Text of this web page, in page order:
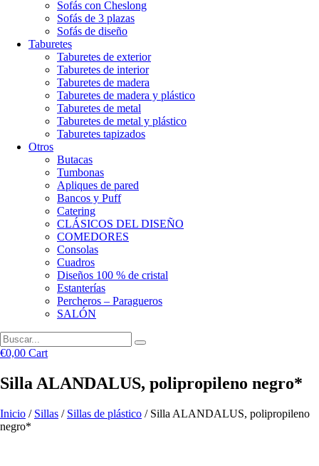
Sofás con Cheslong
Sofás de 3 plazas
Sofás de diseño
Taburetes
Taburetes de exterior
Taburetes de interior
Taburetes de madera
Taburetes de madera y plástico
Taburetes de metal
Taburetes de metal y plástico
Taburetes tapizados
Otros
Butacas
Tumbonas
Apliques de pared
Bancos y Puff
Catering
CLÁSICOS DEL DISEÑO
COMEDORES
Consolas
Cuadros
Diseños 100 % de cristal
Estanterías
Percheros – Paragueros
SALÓN
€0,00 Cart
Silla ALANDALUS, polipropileno negro*
Inicio / Sillas / Sillas de plástico / Silla ALANDALUS, polipropileno
negro*